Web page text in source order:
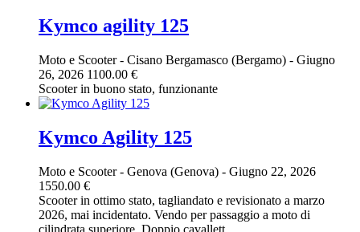
Kymco agility 125
Moto e Scooter- Cisano Bergamasco (Bergamo) - Giugno
26, 2026 1100.00 €
Scooter in buono stato, funzionante
Kymco Agility 125
Moto e Scooter- Genova (Genova) - Giugno 22, 2026
1550.00 €
Scooter in ottimo stato, tagliandato e revisionato a marzo
2026, mai incidentato. Vendo per passaggio a moto di
cilindrata superiore. Doppio cavallett...